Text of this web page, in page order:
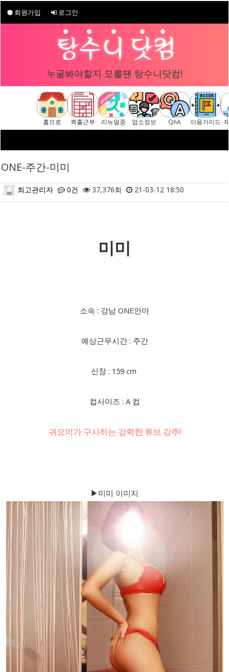
회원가입 로그인
누굴봐야할지 모를땐 탕수니닷컴!
홈으로 퀵출근부 리뉴얼중 업소정보 QnA 이용가이드
ONE-주간-미미
최고관리자 0건 37,376회 21-03-12 18:50
미미
소속 : 강남 ONE안마
예상근무시간 : 주간
신장 : 159 cm
컵사이즈 : A 컵
귀요미가 구사하는 강력한 튜브 강추!
▶미미 이미지